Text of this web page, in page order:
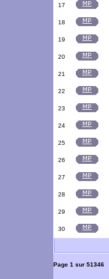
17
18
19
20
21
22
23
24
25
26
27
28
29
30
Page 1 sur 51346